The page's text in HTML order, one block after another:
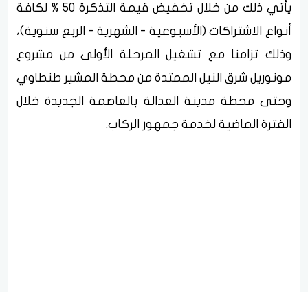
يأتي ذلك من خلال تخفيض قيمة التذكرة 50 % لكافة
أنواع الاشتراكات (الأسبوعية - الشهرية - الربع سنوية)،
وذلك تزامنا مع تشغيل المرحلة الأولى من مشروع
مونوريل شرق النيل الممتدة من محطة المشير طنطاوي
وحتى محطة مدينة العدالة بالعاصمة الجديدة خلال
الفترة الماضية لخدمة جمهور الركاب.